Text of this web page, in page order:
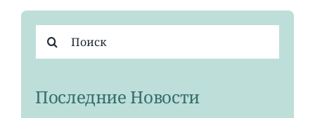
поиска:
Последние Новости